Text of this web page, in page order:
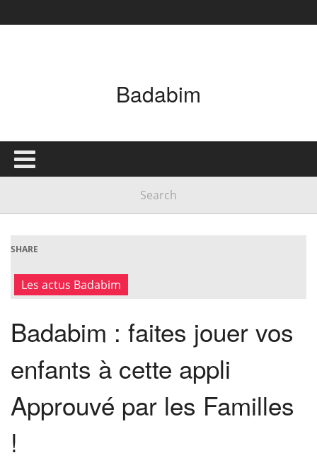
Badabim
SHARE
Les actus Badabim
Badabim : faites jouer vos
enfants à cette appli
Approuvé par les Familles
!